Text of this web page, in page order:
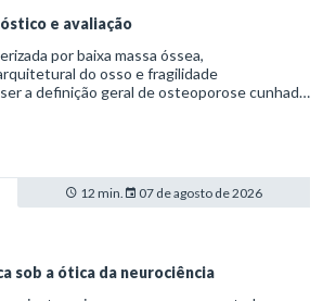
e avaliação
por baixa massa óssea,
do osso e fragilidade
a definição geral de osteoporose cunhada
12 min. 07 de agosto de 2026
sob a ótica da neurociência